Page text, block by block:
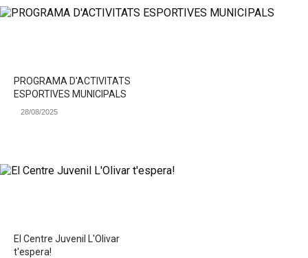
PROGRAMA D'ACTIVITATS
ESPORTIVES MUNICIPALS
28/08/2025
El Centre Juvenil L'Olivar
t'espera!